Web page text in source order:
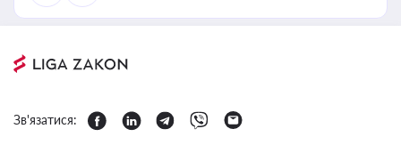
Зв'язатися: